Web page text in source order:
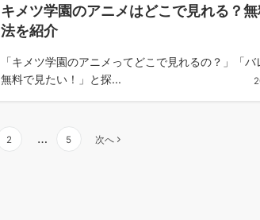
キメツ学園のアニメはどこで見れる？
法を紹介
「キメツ学園のアニメってどこで見れるの？」「
無料で見たい！」と探...
2 … 5 次へ